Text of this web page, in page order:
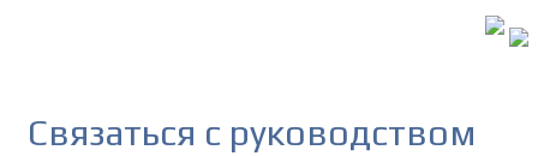
Связаться с руководством